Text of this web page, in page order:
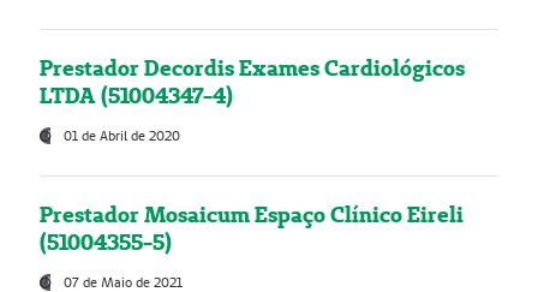
Prestador Decordis Exames Cardiológicos
LTDA (51004347-4)
01 de Abril de 2020
Prestador Mosaicum Espaço Clínico Eireli
(51004355-5)
07 de Maio de 2021